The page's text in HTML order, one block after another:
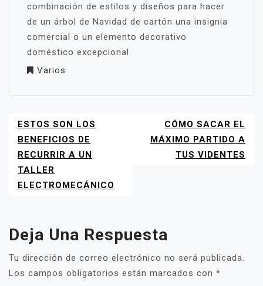
combinación de estilos y diseños para hacer
de un árbol de Navidad de cartón una insignia
comercial o un elemento decorativo
doméstico excepcional.
Varios
NAVEGACIÓN
DE
ENTRADAS
ESTOS SON LOS
BENEFICIOS DE
RECURRIR A UN
TALLER
ELECTROMECÁNICO
CÓMO SACAR EL
MÁXIMO PARTIDO A
TUS VIDENTES
Deja Una Respuesta
Tu dirección de correo electrónico no será publicada.
Los campos obligatorios están marcados con *